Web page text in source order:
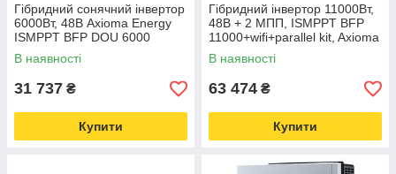
Гібридний сонячний інвертор
6000Вт, 48В Axioma Energy
ISMPPT BFP DOU 6000
В наявності
31 737 ₴
Купити
Гібридний інвертор 11000Вт,
48В + 2 МПП, ISMPPT BFP
11000+wifi+parallel kit, Axioma
Energy
В наявності
63 474 ₴
Купити